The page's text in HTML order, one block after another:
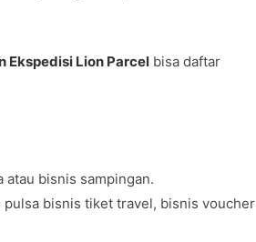
Ekspedisi Lion Parcel bisa daftar
atau bisnis sampingan.
pulsa bisnis tiket travel, bisnis voucher